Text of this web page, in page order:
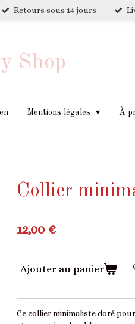
Retours sous 14 jours
Shop
Mentions légales À
Collier
12,00 €
Ajouter au panier
Ce collier minimaliste doré